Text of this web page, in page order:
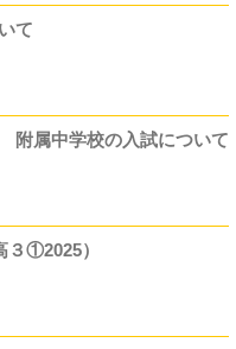
て
附属中学校の入試について
３①2025）